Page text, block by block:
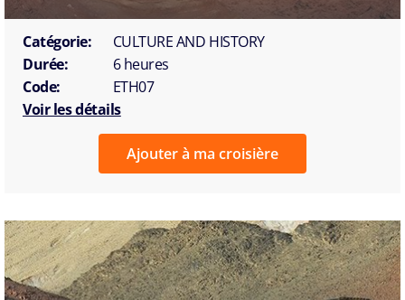
Catégorie:
CULTURE AND HISTORY
Durée:
6 heures
Code:
ETH07
Voir les détails
Ajouter à ma croisière